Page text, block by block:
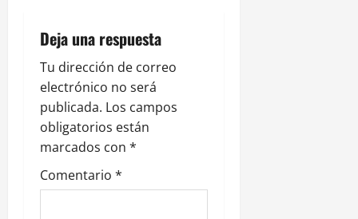
ó
n
d
e
e
n
Deja una respuesta
Tu dirección de correo
electrónico no será
publicada. Los campos
obligatorios están
marcados con *
Comentario *